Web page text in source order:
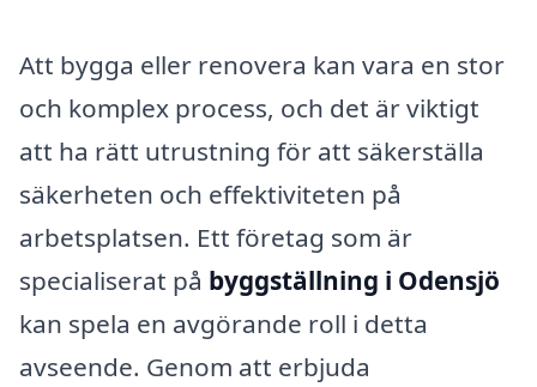
Att bygga eller renovera kan vara en stor
och komplex process, och det är viktigt
att ha rätt utrustning för att säkerställa
säkerheten och effektiviteten på
arbetsplatsen. Ett företag som är
specialiserat på byggställning i Odensjö
kan spela en avgörande roll i detta
avseende. Genom att erbjuda